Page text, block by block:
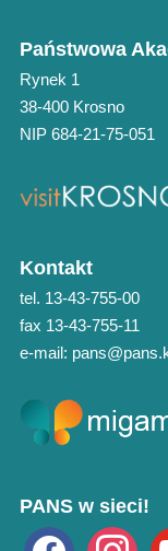
Państwowa
Rynek 1
38-400 Krosno
NIP 684-21-75-051
Kontakt
tel. 13-43-755-00
fax 13-43-755-11
e-mail:
PANS w sieci!
facebook instagram